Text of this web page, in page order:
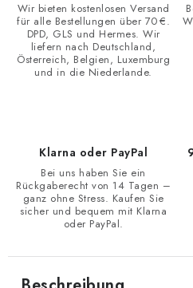
Wir bieten kostenlosen Versand
für alle Bestellungen über 70 €.
DPD, GLS und Hermes. Wir
liefern nach Deutschland,
Österreich, Belgien, Luxemburg
und in die Niederlande.
Klarna oder PayPal
Bei uns haben Sie ein
Rückgaberecht von 14 Tagen –
ganz ohne Stress. Kaufen Sie
sicher und bequem mit Klarna
oder PayPal.